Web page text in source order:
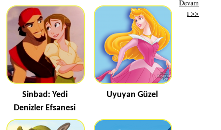
Sinbad: Yedi
Denizler Efsanesi
Uyuyan Güzel
Devam
ı >>